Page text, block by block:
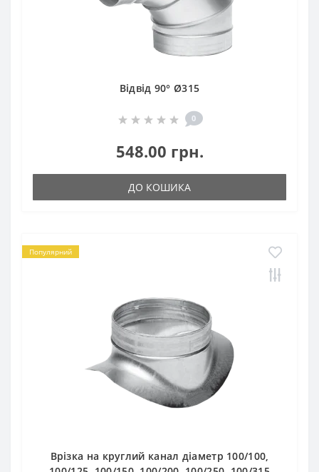
Відвід 90° Ø315
0
548.00 грн.
ДО КОШИКА
Популярний
Врізка на круглий канал діаметр 100/100,